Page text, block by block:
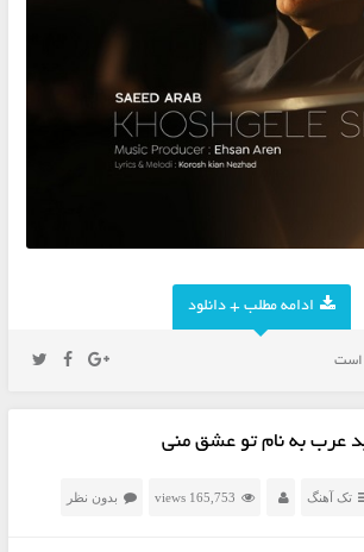
ادامه مطلب + دانلود
عرب به نام تو عشق منی
تک آهنگ 165,753 views بدون نظر